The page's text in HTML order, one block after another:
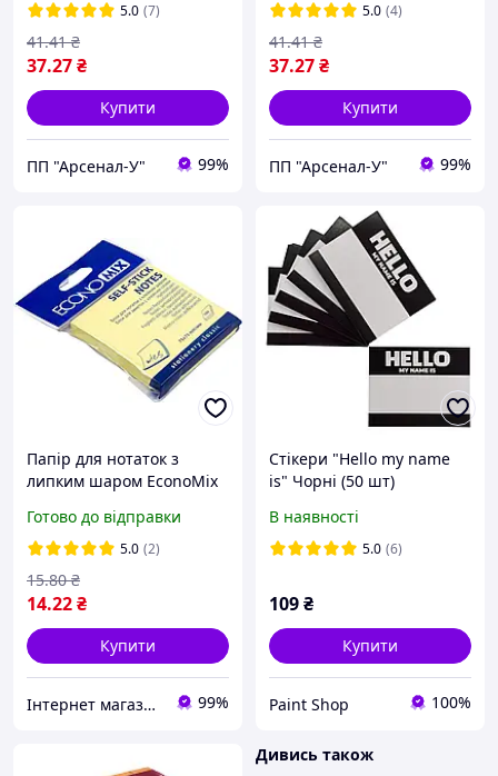
5.0 (7)
37.27₴
41.41 ₴
Купити
ПП "Арсенал-У" 99%
5.0 (4)
37.27₴
41.41 ₴
Купити
ПП "Арсенал-У" 99%
Папір для нотаток з
липким шаром EconoMix
пастель жовтий Е20932
Готово до відправки
5.0 (2)
14.22₴
15.80 ₴
Купити
Інтернет магазин ТерЛайн 99%
Стікери "Hello my name
is" Чорні (50 шт)
В наявності
5.0 (6)
109₴
Купити
Paint Shop 100%
Дивись також